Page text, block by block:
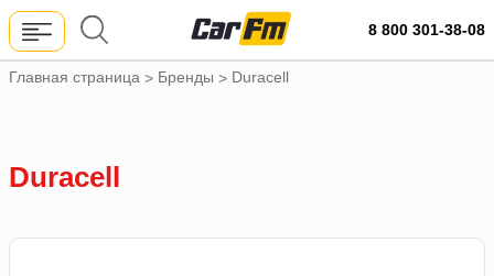
8 800 301-38-08
Главная страница > Бренды > Duracell
Duracell